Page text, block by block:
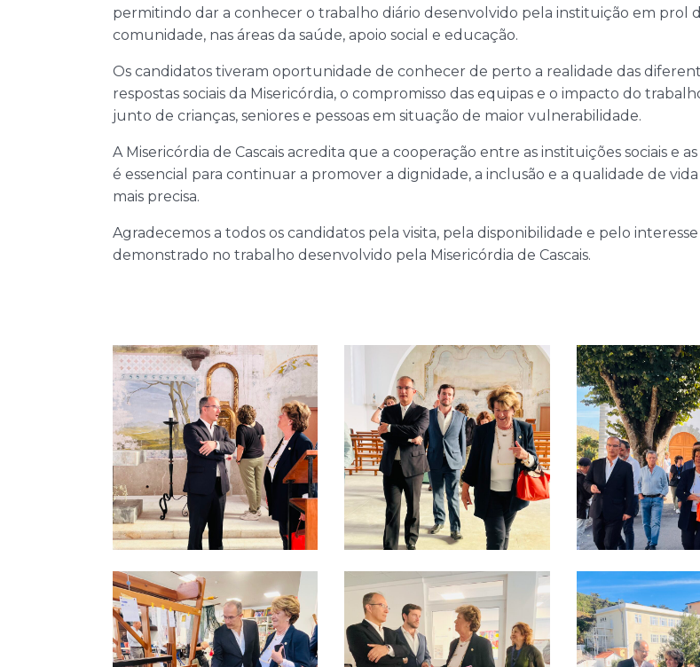
permitindo dar a conhecer o trabalho diário desenvolvido pela instituição em prol
comunidade, nas áreas da saúde, apoio social e educação.
Os candidatos tiveram oportunidade de conhecer de perto a realidade das
respostas sociais da Misericórdia, o compromisso das equipas e o impacto do
junto de crianças, seniores e pessoas em situação de maior vulnerabilidade.
A Misericórdia de Cascais acredita que a cooperação entre as instituições sociais e
é essencial para continuar a promover a dignidade, a inclusão e a qualidade de
mais precisa.
Agradecemos a todos os candidatos pela visita, pela disponibilidade e pelo interesse
demonstrado no trabalho desenvolvido pela Misericórdia de Cascais.